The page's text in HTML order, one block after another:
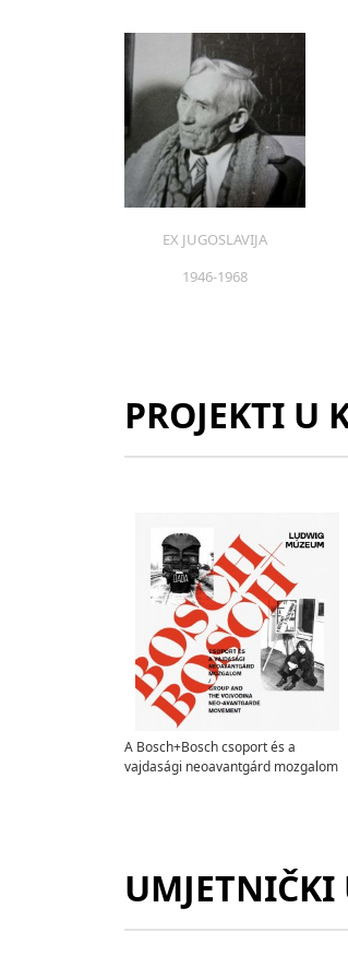
EX JUGOSLAVIJA
1946-1968
PROJEKTI U
A Bosch+Bosch csoport és a
vajdasági neoavantgárd mozgalom
UMJETNIČKI